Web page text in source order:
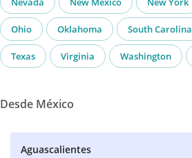
Ohio Oklahoma South Carolina
Texas Virginia Washington
Desde México
Aguascalientes